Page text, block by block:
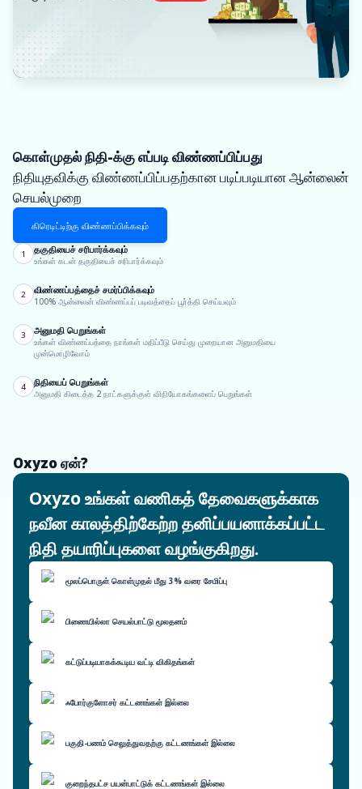
கொள்முதல் நிதி-க்கு எப்படி விண்ணப்பிப்பது
நிதியுதவிக்கு விண்ணப்பிப்பதற்கான படிப்படியான ஆன்லைன்
செயல்முறை
கிரெடிட்டிற்கு விண்ணப்பிக்கவும்
1 தகுதியைச் சரிபார்க்கவும்
உங்கள் கடன் தகுதியைச் சரிபார்க்கவும்
2 விண்ணப்பத்தைச் சமர்ப்பிக்கவும்
100% ஆன்லைன் விண்ணப்பப் படிவத்தைப் பூர்த்தி செய்யவும்
3 அனுமதி பெறுங்கள்
உங்கள் விண்ணப்பத்தை நாங்கள் மதிப்பீடு செய்து முறையான அனுமதியை
முன்மொழிவோம்
4 நிதியைப் பெறுங்கள்
அனுமதி கிடைத்த 2 நாட்களுக்குள் விநியோகங்களைப் பெறுங்கள்
Oxyzo ஏன்?
Oxyzo உங்கள் வணிகத் தேவைகளுக்காக
நவீன காலத்திற்கேற்ற தனிப்பயனாக்கப்பட்ட
நிதி தயாரிப்புகளை வழங்குகிறது.
மூலப்பொருள் கொள்முதல் மீது 3% வரை சேமிப்பு
பிணையில்லா செயல்பாட்டு மூலதனம்
கட்டுப்படியாகக்கூடிய வட்டி விகிதங்கள்
ஃபோர்குளோசர் கட்டணங்கள் இல்லை
பகுதி-பணம் செலுத்துவதற்கு கட்டணங்கள் இல்லை
குறைந்தபட்ச பயன்பாட்டுக் கட்டணங்கள் இல்லை